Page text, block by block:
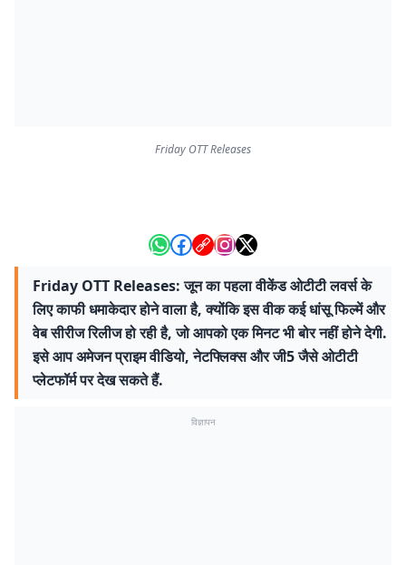
Friday OTT Releases
Friday OTT Releases: जून का पहला वीकेंड ओटीटी लवर्स के
लिए काफी धमाकेदार होने वाला है, क्योंकि इस वीक कई धांसू फिल्में और
वेब सीरीज रिलीज हो रही है, जो आपको एक मिनट भी बोर नहीं होने देगी.
इसे आप अमेजन प्राइम वीडियो, नेटफ्लिक्स और जी5 जैसे ओटीटी
प्लेटफॉर्म पर देख सकते हैं.
विज्ञापन